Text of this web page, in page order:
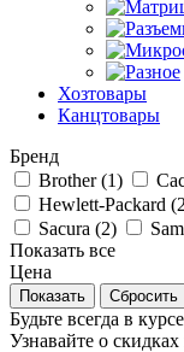
Хозтовары
Канцтовары
Бренд
Brother (1)
Hewlett-Packard (2
Sacura (2)
Показать все
Цена
Сбросить
Будьте всегда в
Узнавайте о